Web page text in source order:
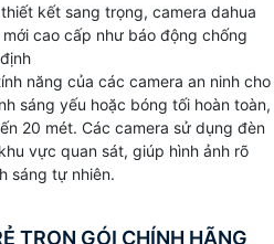
đình, văn phòng ,cửa hàng
sắt nét giá rẻ, ngoài ra
kế rất thân thiện với người
RẺ】
kết sang trọng, camera dahua
cao cấp như báo động chống
năng của các camera an ninh cho
sáng yếu hoặc bóng tối hoàn toàn,
20 mét. Các camera sử dụng đèn
vực quan sát, giúp hình ảnh rõ
sáng tự nhiên.
TRỌN GÓI CHÍNH HÃNG